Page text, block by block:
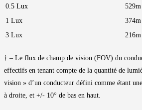
0.5 Lux
529m
1 Lux
374m
3 Lux
216m
† – Le flux de champ de vision (FOV) du
effectifs en tenant compte de la quantité de
vision » d’un conducteur défini comme étant
à droite, et +/- 10° de bas en haut.